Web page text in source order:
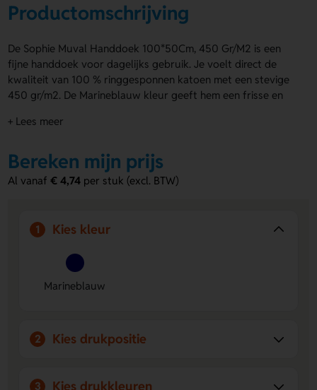
Productomschrijving
De Sophie Muval Handdoek 100*50Cm, 450 Gr/M2 is een
fijne handdoek voor dagelijks gebruik. Je voelt direct de
kwaliteit van 100 % ringgesponnen katoen met een stevige
450 gr/m2. De Marineblauw kleur geeft hem een frisse en
450 Gr/M2 komt van een Öko-Tex gecertificeerde
naam of eigen ontwerp plaatsen op product of op de
onderste band. Bestel of vraag een prijs op.
Handdoek 100*50Cm, 450 Gr/M2
Stevig en comfortabel.
ringgesponnen katoen met 450 gr/m2 voor een zachte,
volle kwaliteit.
Makkelijk te personaliseren.
Vertrouwde kwaliteit.De Öko-Tex gecertificeerde
leverancier maakt deze handdoek extra geschikt voor
+ Lees meer
Bereken mijn prijs
Al vanaf€ 4,74 per stuk (excl. BTW)
1 Kies kleur
Marineblauw
2 Kies drukpositie
3 Kies drukkleuren